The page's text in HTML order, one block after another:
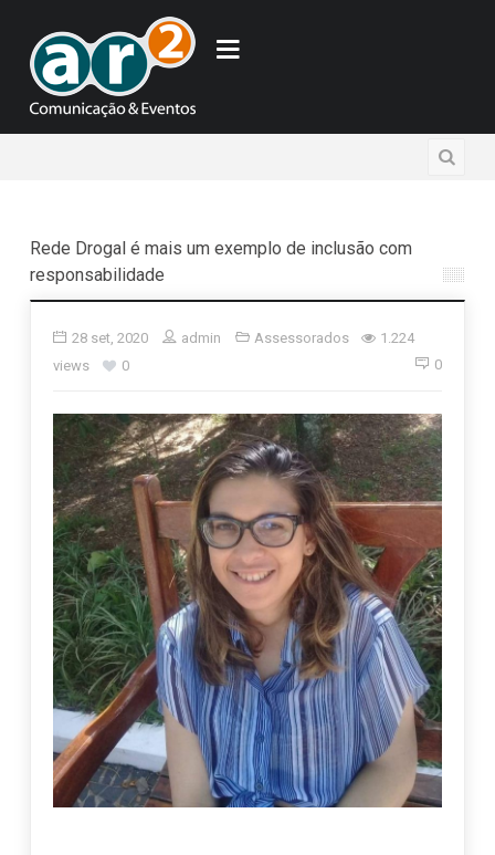
Rede Drogal é mais um exemplo de inclusão com
responsabilidade
28 set, 2020 admin Assessorados
1.224
views
0 0